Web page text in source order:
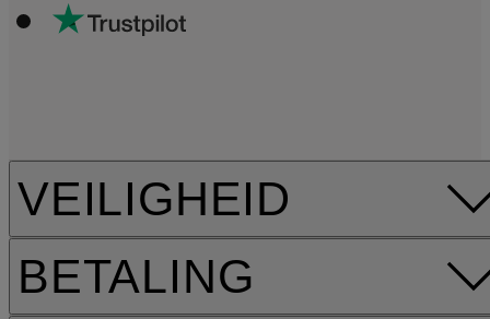
VEILIGHEID
BETALING